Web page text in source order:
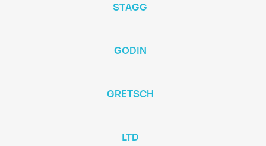
STAGG
GODIN
GRETSCH
LTD